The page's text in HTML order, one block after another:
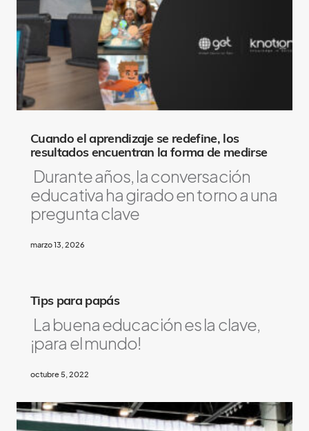
s
o
L
i
k
e
Cuando el aprendizaje se redefine, los
resultados encuentran la forma de medirse
Durante años, la conversación
educativa ha girado en torno a una
pregunta clave
marzo 13, 2026
Tips para papás
La buena educación es la clave,
¡para el mundo!
octubre 5, 2022